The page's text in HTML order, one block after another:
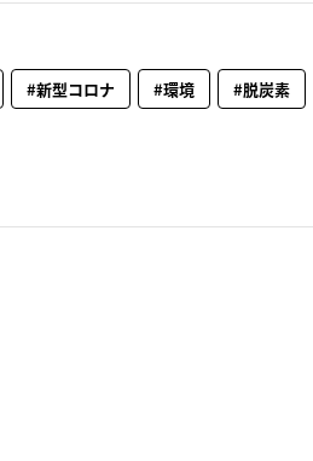
#新型コロナ #環境
#脱炭素